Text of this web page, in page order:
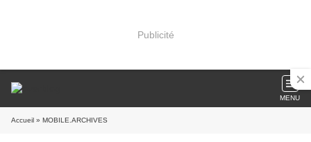
Publicité
MENU
Accueil » MOBILE.ARCHIVES